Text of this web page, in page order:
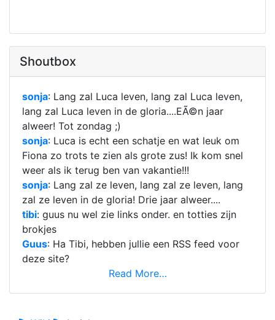
Shoutbox
sonja: Lang zal Luca leven, lang zal Luca leven,
lang zal Luca leven in de gloria....EÃ©n jaar
alweer! Tot zondag ;)
sonja: Luca is echt een schatje en wat leuk om
Fiona zo trots te zien als grote zus! Ik kom snel
weer als ik terug ben van vakantie!!!
sonja: Lang zal ze leven, lang zal ze leven, lang
zal ze leven in de gloria! Drie jaar alweer....
tibi: guus nu wel zie links onder. en totties zijn
brokjes
Guus: Ha Tibi, hebben jullie een RSS feed voor
deze site?
Read More…